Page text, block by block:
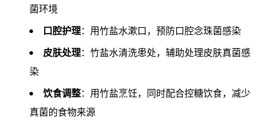
菌环境
口腔护理：用竹盐水漱口，预防口腔念珠菌感染
皮肤处理：竹盐水清洗患处，辅助处理皮肤真菌感
染
饮食调整：用竹盐烹饪，同时配合控糖饮食，减少
真菌的食物来源